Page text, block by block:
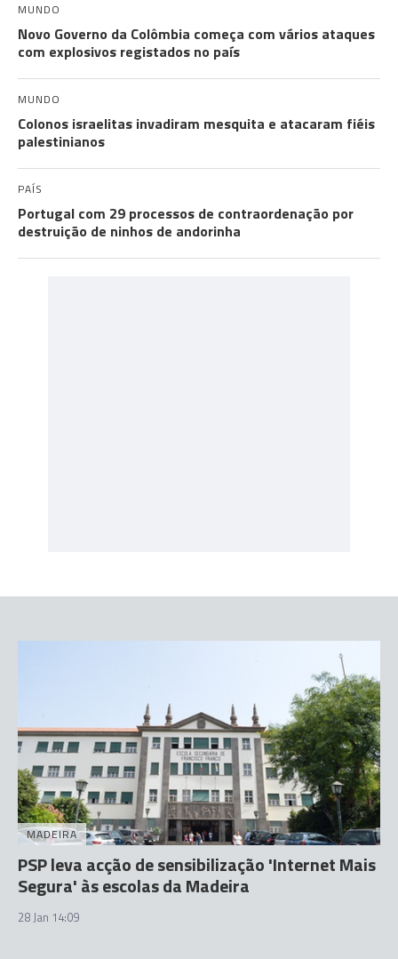
MUNDO
Novo Governo da Colômbia começa com vários ataques
com explosivos registados no país
MUNDO
Colonos israelitas invadiram mesquita e atacaram fiéis
palestinianos
PAÍS
Portugal com 29 processos de contraordenação por
destruição de ninhos de andorinha
MADEIRA
PSP leva acção de sensibilização 'Internet Mais
Segura' às escolas da Madeira
28 Jan 14:09